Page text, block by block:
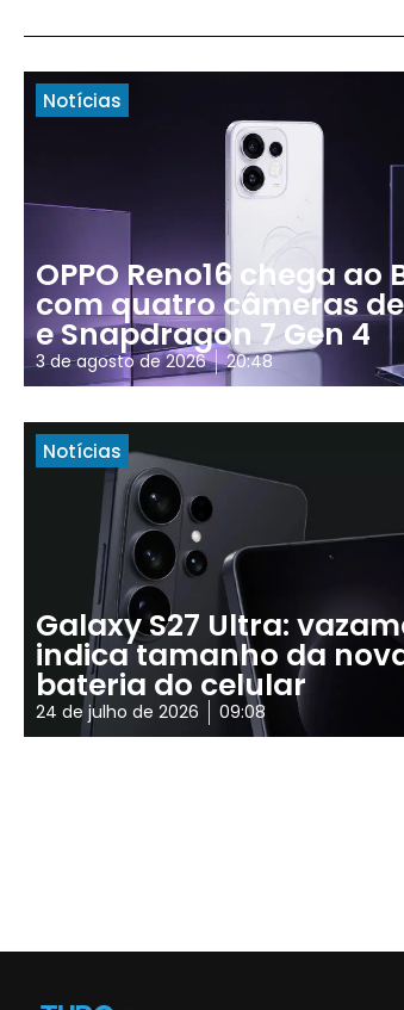
Notícias
OPPO Reno16 chega ao
com quatro câmeras de
e Snapdragon 7 Gen 4
3 de agosto de 2026 20:48
Notícias
Galaxy S27 Ultra:
indica tamanho da
bateria do celular
24 de julho de 2026 09:08